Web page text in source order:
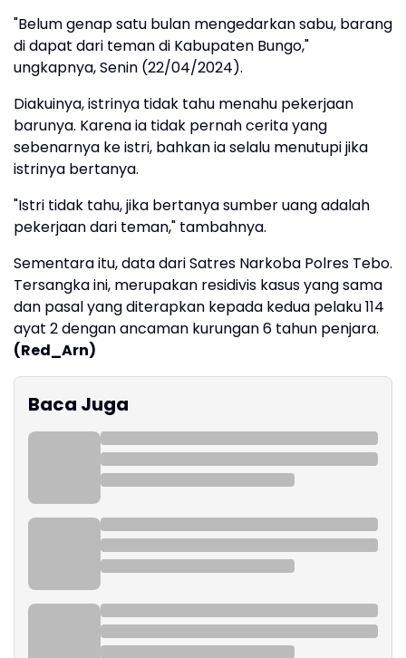
"Belum genap satu bulan mengedarkan sabu, barang
di dapat dari teman di Kabupaten Bungo,"
ungkapnya, Senin (22/04/2024).
Diakuinya, istrinya tidak tahu menahu pekerjaan
barunya. Karena ia tidak pernah cerita yang
sebenarnya ke istri, bahkan ia selalu menutupi jika
istrinya bertanya.
"Istri tidak tahu, jika bertanya sumber uang adalah
pekerjaan dari teman," tambahnya.
Sementara itu, data dari Satres Narkoba Polres Tebo.
Tersangka ini, merupakan residivis kasus yang sama
dan pasal yang diterapkan kepada kedua pelaku 114
ayat 2 dengan ancaman kurungan 6 tahun penjara.
(Red_Arn)
Baca Juga